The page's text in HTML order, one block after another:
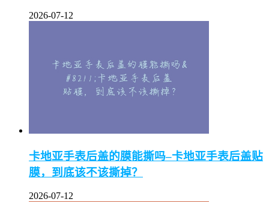
2026-07-12
卡地亚手表后盖的膜能撕吗–卡地亚手表后盖贴
膜，到底该不该撕掉？
2026-07-12